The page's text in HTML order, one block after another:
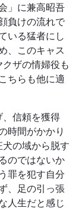
」に兼高昭吾
負けの流れで
いる猛者にし
、このキャス
クザの情婦役も
ちらも他に適
、信頼を獲得
時間がかかり
の域から脱す
のではないか
罪を犯す自分
、足の引っ張
人生だと感じ